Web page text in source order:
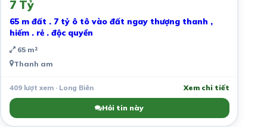
7 Tỷ
65 m đất . 7 tỷ ô tô vào đất ngay thượng thanh ,
hiếm . rẻ . độc quyền
65 m²
Thanh am
409 lượt xem · Long Biên Xem chi tiết
Hỏi tin này